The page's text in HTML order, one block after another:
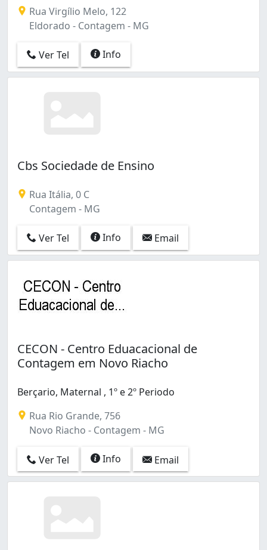
Rua Virgílio Melo, 122
Eldorado - Contagem - MG
Ver Tel Info
Cbs Sociedade de Ensino
Rua Itália, 0 C
Contagem - MG
Ver Tel Info Email
CECON - Centro Eduacacional de
Contagem em Novo Riacho
Berçario, Maternal , 1º e 2º Periodo
Rua Rio Grande, 756
Novo Riacho - Contagem - MG
Ver Tel Info Email